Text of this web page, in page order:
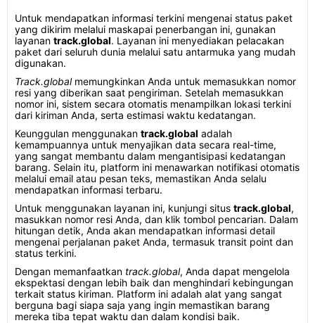
Untuk mendapatkan informasi terkini mengenai status paket
yang dikirim melalui maskapai penerbangan ini, gunakan
layanan track.global. Layanan ini menyediakan pelacakan
paket dari seluruh dunia melalui satu antarmuka yang mudah
digunakan.
Track.globalmemungkinkan Anda untuk memasukkan nomor
resi yang diberikan saat pengiriman. Setelah memasukkan
nomor ini, sistem secara otomatis menampilkan lokasi terkini
dari kiriman Anda, serta estimasi waktu kedatangan.
Keunggulan menggunakan track.global adalah
kemampuannya untuk menyajikan data secara real-time,
yang sangat membantu dalam mengantisipasi kedatangan
barang. Selain itu, platform ini menawarkan notifikasi otomatis
melalui email atau pesan teks, memastikan Anda selalu
mendapatkan informasi terbaru.
Untuk menggunakan layanan ini, kunjungi situs track.global,
masukkan nomor resi Anda, dan klik tombol pencarian. Dalam
hitungan detik, Anda akan mendapatkan informasi detail
mengenai perjalanan paket Anda, termasuk transit point dan
status terkini.
Dengan memanfaatkan track.global, Anda dapat mengelola
ekspektasi dengan lebih baik dan menghindari kebingungan
terkait status kiriman. Platform ini adalah alat yang sangat
berguna bagi siapa saja yang ingin memastikan barang
mereka tiba tepat waktu dan dalam kondisi baik.